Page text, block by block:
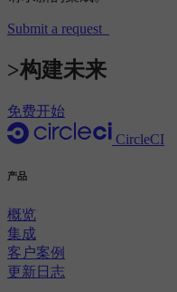
Submit a request
>构建未来
免费开始
CircleCI
产品
概览
集成
客户案例
更新日志